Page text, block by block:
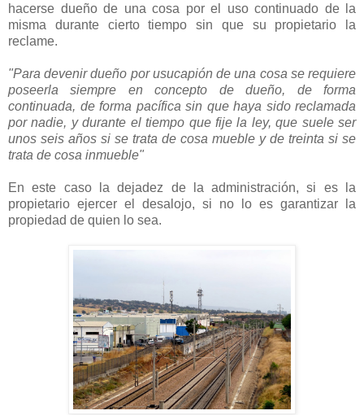
hacerse dueño de una cosa por el uso continuado de la
misma durante cierto tiempo sin que su propietario la
reclame.
"Para devenir dueño por usucapión de una cosa se requiere
poseerla siempre en concepto de dueño, de forma
continuada, de forma pacífica sin que haya sido reclamada
por nadie, y durante el tiempo que fije la ley, que suele ser
unos seis años si se trata de cosa mueble y de treinta si se
trata de cosa inmueble"
En este caso la dejadez de la administración, si es la
propietario ejercer el desalojo, si no lo es garantizar la
propiedad de quien lo sea.